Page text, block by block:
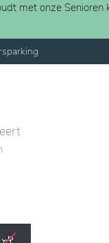
met onze Senioren